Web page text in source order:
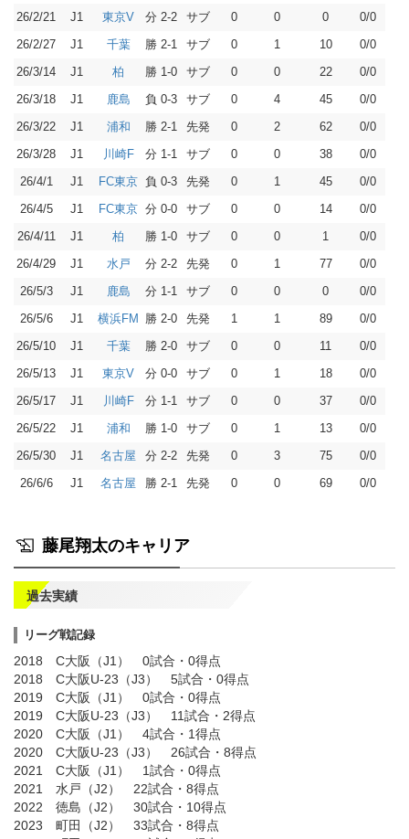
26/2/21
J1 東京V 分 2-2 サブ 0 0 0
0/0
26/2/27
J1 千葉 勝 2-1 サブ 0 1 10
0/0
26/3/14
J1 柏 勝 1-0 サブ 0 0 22
0/0
26/3/18
J1 鹿島 負 0-3 サブ 0 4 45
0/0
26/3/22
J1 浦和 勝 2-1 先発 0 2 62
0/0
26/3/28
J1 川崎F 分 1-1 サブ 0 0 38
0/0
26/4/1
J1 FC東京 負 0-3 先発 0 1 45
0/0
26/4/5
J1 FC東京 分 0-0 サブ 0 0 14
0/0
26/4/11
J1 柏 勝 1-0 サブ 0 0 1
0/0
26/4/29
J1 水戸 分 2-2 先発 0 1 77
0/0
26/5/3
J1 鹿島 分 1-1 サブ 0 0 0
0/0
26/5/6
J1 横浜FM 勝 2-0 先発 1 1 89
0/0
26/5/10
J1 千葉 勝 2-0 サブ 0 0 11
0/0
26/5/13
J1 東京V 分 0-0 サブ 0 1 18
0/0
26/5/17
J1 川崎F 分 1-1 サブ 0 0 37
0/0
26/5/22
J1 浦和 勝 1-0 サブ 0 1 13
0/0
26/5/30
J1 名古屋 分 2-2 先発 0 3 75
0/0
26/6/6
J1 名古屋 勝 2-1 先発 0 0 69 0/0
藤尾翔太のキャリア
過去実績
リーグ戦記録
2018 C大阪（J1） 0試合・0得点
2018 C大阪U-23（J3） 5試合・0得点
2019 C大阪（J1） 0試合・0得点
2019 C大阪U-23（J3） 11試合・2得点
2020 C大阪（J1） 4試合・1得点
2020 C大阪U-23（J3） 26試合・8得点
2021 C大阪（J1） 1試合・0得点
2021 水戸（J2） 22試合・8得点
2022 徳島（J2） 30試合・10得点
2023 町田（J2） 33試合・8得点